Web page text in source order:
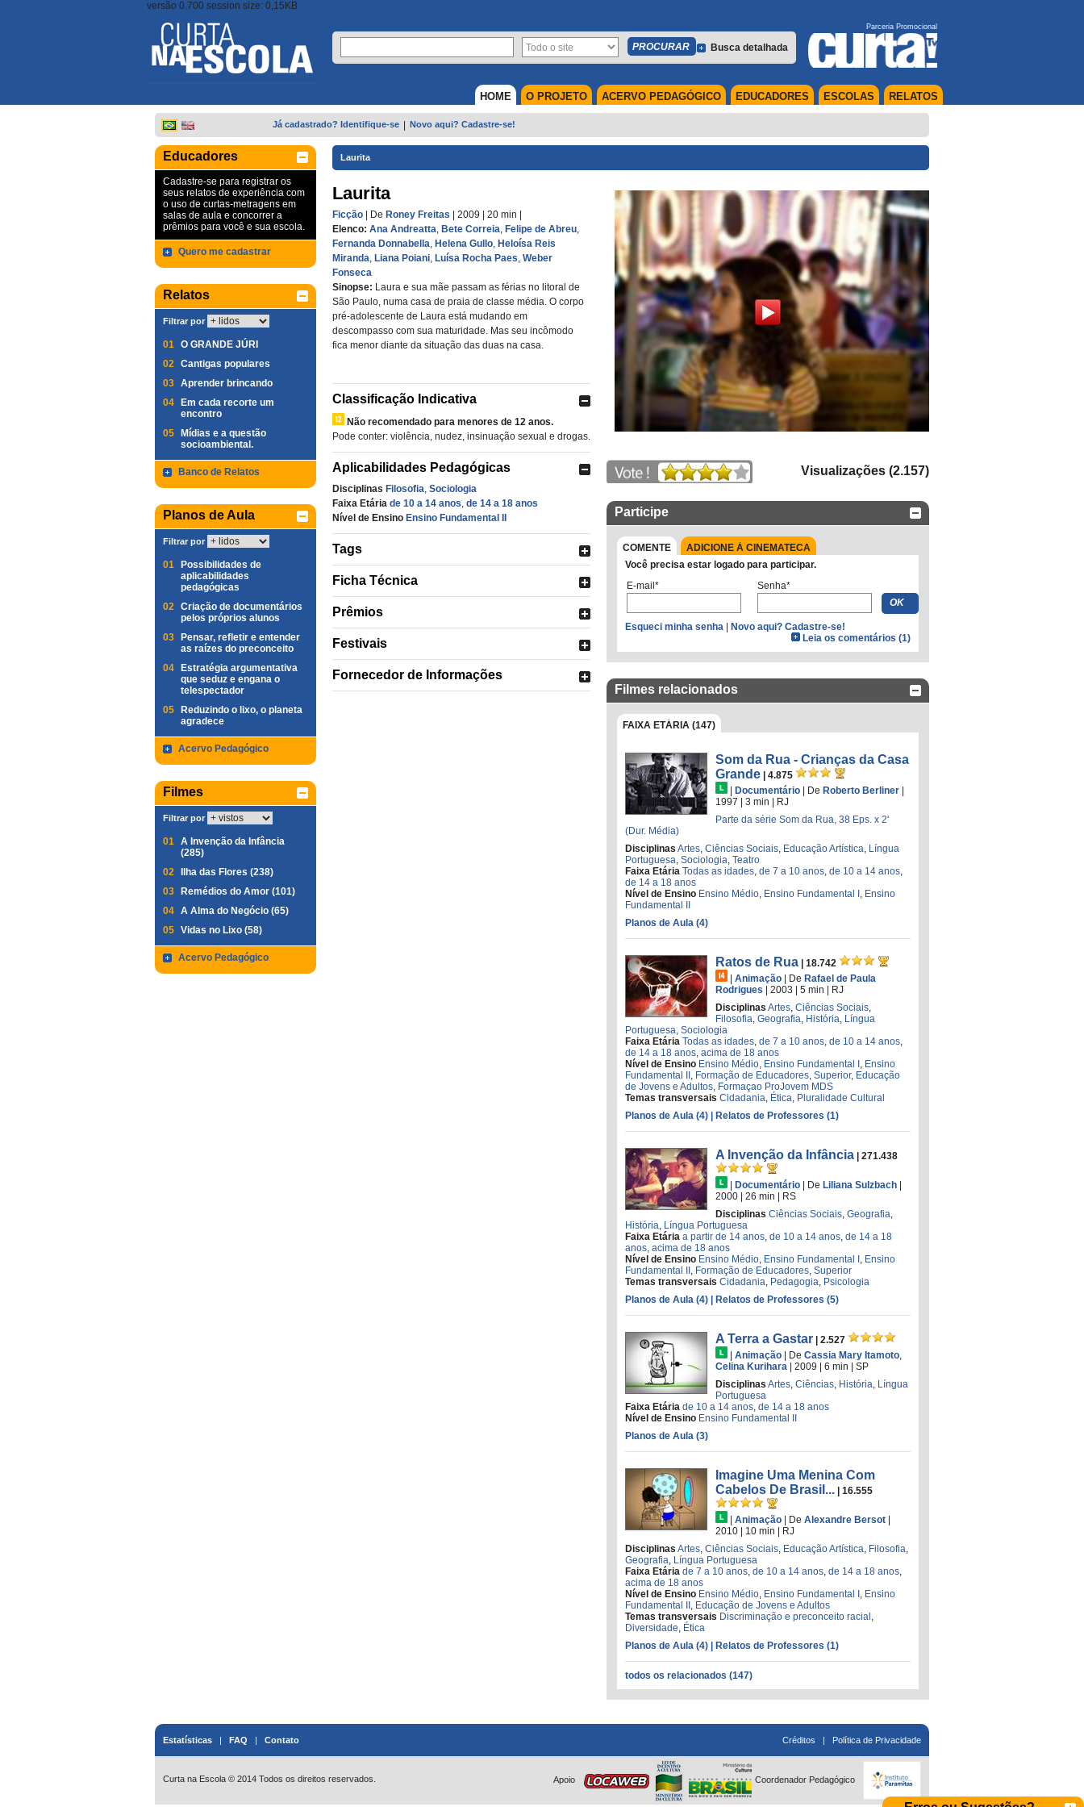
versão 0.700 session size: 0,15KB
Busca detalhada
Parceria Promocional
RELATOS
ESCOLAS
EDUCADORES
ACERVO PEDAGÓGICO
O PROJETO
HOME
Já cadastrado? Identifique-se Novo aqui? Cadastre-se!
Educadores
Cadastre-se para registrar os
seus relatos de experiência com
o uso de curtas-metragens em
salas de aula e concorrer a
prêmios para você e sua escola.
Quero me cadastrar
Relatos
Filtrar por
01 O GRANDE JÚRI
02 Cantigas populares
03 Aprender brincando
04
Em cada recorte um
encontro
05
Mídias e a questão
socioambiental.
Banco de Relatos
Planos de Aula
Filtrar por
01
Possibilidades de
aplicabilidades
pedagógicas
02 Criação de documentários
pelos próprios alunos
03
Pensar, refletir e entender
as raízes do preconceito
04
Estratégia argumentativa
que seduz e engana o
telespectador
05
Reduzindo o lixo, o planeta
agradece
Acervo Pedagógico
Filmes
Filtrar por
01 A Invenção da Infância
(285)
02
Ilha das Flores (238)
03
Remédios do Amor (101)
04 A Alma do Negócio (65)
05 Vidas no Lixo (58)
Acervo Pedagógico
Laurita
Laurita
Ficção | De Roney Freitas | 2009 | 20 min
Elenco: Ana Andreatta, Bete Correia, Felipe de Abreu,
Fernanda Donnabella, Helena Gullo, Heloísa Reis
Miranda, Liana Poiani, Luísa Rocha Paes, Weber
Fonseca
Sinopse: Laura e sua mãe passam as férias no litoral de
São Paulo, numa casa de praia de classe média. O corpo
pré-adolescente de Laura está mudando em
descompasso com sua maturidade. Mas seu incômodo
fica menor diante da situação das duas na casa.
Classificação Indicativa
Não recomendado para menores de 12 anos.
Pode conter: violência, nudez, insinuação sexual e drogas.
Aplicabilidades Pedagógicas
Disciplinas Filosofia, Sociologia
Faixa Etária de 10 a 14 anos, de 14 a 18 anos
Nível de Ensino Ensino Fundamental II
Tags
Ficha Técnica
Prêmios
Festivais
Fornecedor de Informações
Visualizações (2.157)
Participe
COMENTE
ADICIONE À CINEMATECA
Você precisa estar logado para participar.
E-mail*
Senha*
Esqueci minha senha | Novo aqui? Cadastre-se!
Leia os comentários (1)
Filmes relacionados
FAIXA ETÁRIA (147)
Som da Rua - Crianças da Casa
Grande | 4.875
| Documentário | De Roberto Berliner |
1997 | 3 min | RJ
Parte da série Som da Rua, 38 Eps. x 2'
(Dur. Média)
Disciplinas Artes Ciências Sociais Educação Artística Língua
Portuguesa Sociologia Teatro
Faixa Etária Todas as idades de 7 a 10 anos de 10 a 14 anos
de 14 a 18 anos
Nível de Ensino Ensino Médio Ensino Fundamental I Ensino
Fundamental II
Planos de Aula (4)
Ratos de Rua | 18.742
| Animação | De Rafael de Paula
Rodrigues | 2003 | 5 min | RJ
Disciplinas Artes Ciências Sociais
Filosofia Geografia História Língua
Portuguesa Sociologia
Faixa Etária Todas as idades de 7 a 10 anos de 10 a 14 anos
de 14 a 18 anos acima de 18 anos
Nível de Ensino Ensino Médio Ensino Fundamental I Ensino
Fundamental II Formação de Educadores Superior, Educação
de Jovens e Adultos Formaçao ProJovem MDS
Temas transversais Cidadania Ética Pluralidade Cultural
Planos de Aula (4) | Relatos de Professores (1)
A Invenção da Infância | 271.438
| Documentário | De Liliana Sulzbach |
2000 | 26 min | RS
Disciplinas Ciências Sociais Geografia
História Língua Portuguesa
Faixa Etária a partir de 14 anos de 10 a 14 anos de 14 a 18
anos acima de 18 anos
Nível de Ensino Ensino Médio Ensino Fundamental I Ensino
Fundamental II Formação de Educadores Superior
Temas transversais Cidadania Pedagogia Psicologia
Planos de Aula (4) | Relatos de Professores (5)
A Terra a Gastar | 2.527
| Animação | De Cassia Mary Itamoto
Celina Kurihara | 2009 | 6 min | SP
Disciplinas Artes Ciências História Língua
Portuguesa
Faixa Etária de 10 a 14 anos de 14 a 18 anos
Nível de Ensino Ensino Fundamental II
Planos de Aula (3)
Imagine Uma Menina Com
Cabelos De Brasil... | 16.555
| Animação | De Alexandre Bersot |
2010 | 10 min | RJ
Disciplinas Artes Ciências Sociais Educação Artística Filosofia
Geografia Língua Portuguesa
Faixa Etária de 7 a 10 anos de 10 a 14 anos de 14 a 18 anos
acima de 18 anos
Nível de Ensino Ensino Médio Ensino Fundamental I Ensino
Fundamental II Educação de Jovens e Adultos
Temas transversais Discriminação e preconceito racial
Diversidade Ética
Planos de Aula (4) | Relatos de Professores (1)
todos os relacionados (147)
Estatísticas | FAQ | Contato Créditos | Política de Privacidade
Curta na Escola © 2014 Todos os direitos reservados. Apoio Coordenador Pedagógico